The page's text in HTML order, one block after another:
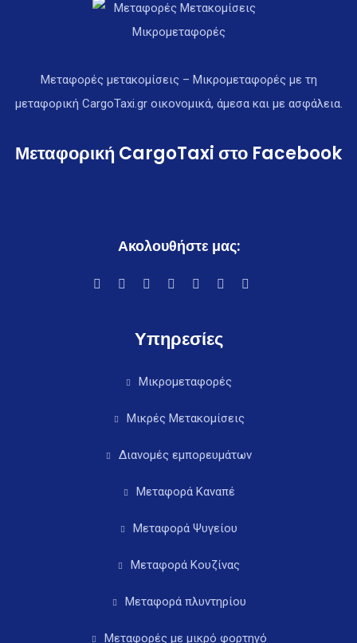
Μεταφορές μετακομίσεις – Μικρομεταφορές με τη
μεταφορική CargoTaxi.gr οικονομικά, άμεσα και με ασφάλεια.
Μεταφορική CargoTaxi στο Facebook
Ακολουθήστε μας:
Υπηρεσίες
Μικρομεταφορές
Μικρές Μετακομίσεις
Διανομές εμπορευμάτων
Μεταφορά Καναπέ
Μεταφορά Ψυγείου
Μεταφορά Κουζίνας
Μεταφορά πλυντηρίου
Μεταφορές με μικρό φορτηγό